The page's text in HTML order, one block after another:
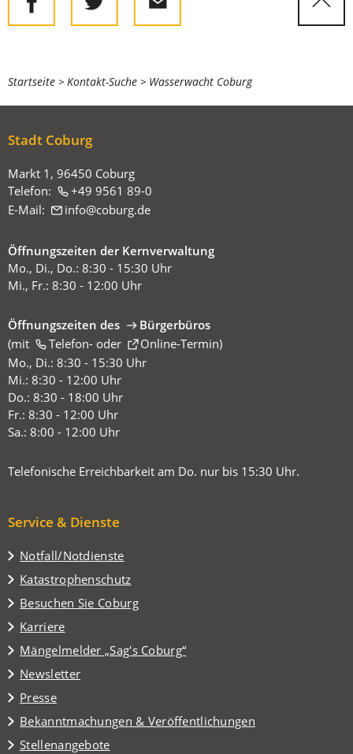
Sie
befinden
sich
Startseite Kontakt-Suche Wasserwacht Coburg
Stadt Coburg
Markt 1, 96450 Coburg
Telefon:
+49 9561 89-0
E-Mail:
info coburg de
Öffnungszeiten der Kernverwaltung
Mo., Di., Do.: 8:30 - 15:30 Uhr
Mi., Fr.: 8:30 - 12:00 Uhr
Öffnungszeiten des
Bürgerbüros
(mit
Telefon-oder Online-Termin
(Öffnet
in
einem
neuen
Tab)
)
Mo., Di.: 8:30 - 15:30 Uhr
Mi.: 8:30 - 12:00 Uhr
Do.: 8:30 - 18:00 Uhr
Fr.: 8:30 - 12:00 Uhr
Sa.: 8:00 - 12:00 Uhr
Telefonische Erreichbarkeit am Do. nur bis 15:30 Uhr.
Service & Dienste
Notfall/Notdienste
Katastrophenschutz
Besuchen Sie Coburg
(Öffnet
in
einem
neuen
Tab)
Karriere
Mängelmelder „Sag's Coburg“
(Öffnet
in
einem
neuen
Tab)
Newsletter
Presse
Bekanntmachungen & Veröffentlichungen
Stellenangebote